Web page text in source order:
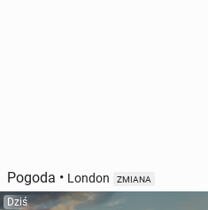
Pogoda • London ZMIANA
Dziś